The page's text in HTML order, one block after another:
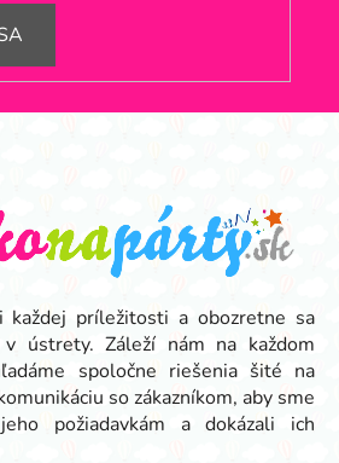
príležitosti a obozretne sa
ústrety. Záleží nám na každom
spoločne riešenia šité na
so zákazníkom, aby sme
požiadavkám a dokázali ich